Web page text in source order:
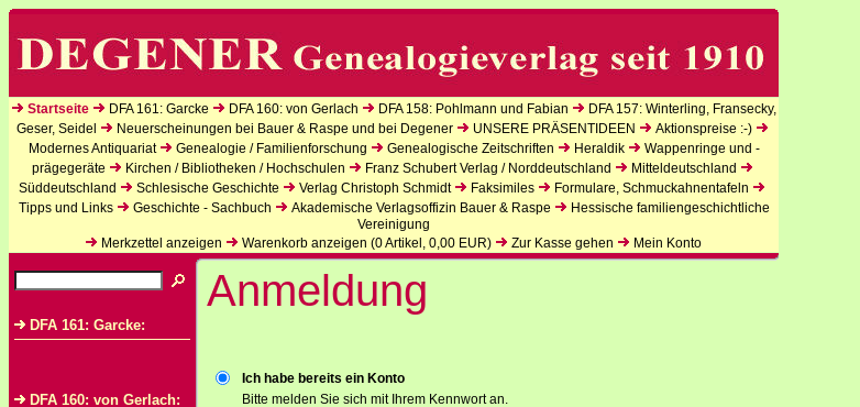
Startseite DFA 161: Garcke DFA 160: von Gerlach DFA 158: Pohlmann und Fabian
DFA 157: Winterling, Fransecky,
Geser, Seidel
Neuerscheinungen bei Bauer & Raspe und bei Degener UNSERE PRÄSENTIDEEN
Aktionspreise :-)
Modernes Antiquariat
Genealogie / Familienforschung Genealogische Zeitschriften Heraldik
Wappenringe und -
prägegeräte
Kirchen / Bibliotheken / Hochschulen Franz Schubert Verlag / Norddeutschland
Mitteldeutschland
Süddeutschland
Schlesische Geschichte Verlag Christoph Schmidt Faksimiles
Formulare, Schmuckahnentafeln
Tipps und Links
Geschichte - Sachbuch Akademische Verlagsoffizin Bauer & Raspe
Hessische familiengeschichtliche
Vereinigung
Merkzettel anzeigen
Warenkorb anzeigen (0Artikel, 0,00 EUR) Zur Kasse gehen Mein Konto
DFA 161: Garcke:
DFA 160: von Gerlach:
Anmeldung
Ich habe bereits ein Konto
Bitte melden Sie sich mit Ihrem Kennwort an.